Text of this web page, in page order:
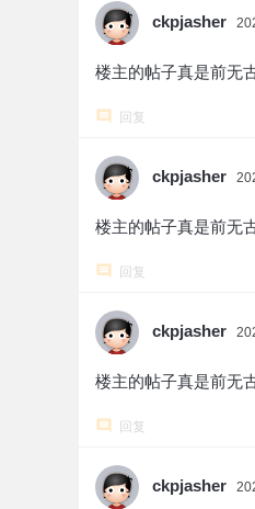
ckpjasher
楼主的帖子真是前无
回复
ckpjasher
楼主的帖子真是前无
回复
ckpjasher
楼主的帖子真是前无
回复
ckpjasher